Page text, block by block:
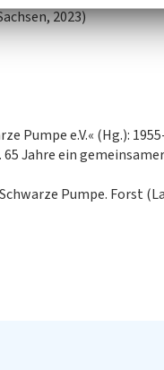
2023)
Pumpe e.V.« (Hg.):
Jahre ein
Pumpe. Forst